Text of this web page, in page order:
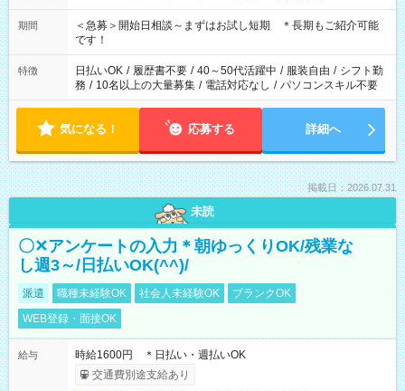
期間
＜急募＞開始日相談～まずはお試し短期 ＊長期もご紹介可能
です！
特徴 日払いOK / 履歴書不要 / 40～50代活躍中 / 服装自由 / シフト勤
務 / 10名以上の大量募集 / 電話対応なし / パソコンスキル不要
気になる！ 応募する 詳細へ
掲載日：2026.07.31
未読
〇✕アンケートの入力＊朝ゆっくりOK/残業な
し週3～/日払いOK(^^)/
派遣 職種未経験OK 社会人未経験OK
ブランクOK
WEB登録・面接OK
給与
時給1600円 ＊日払い・週払いOK
交通費別途支給あり